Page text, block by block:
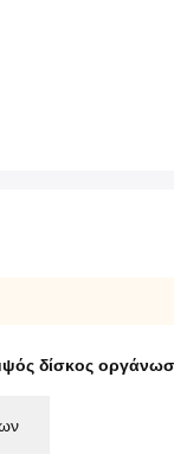
δίσκος